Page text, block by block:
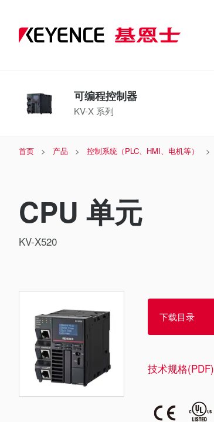
可编程控制器
KV-X 系列
首页 产品 控制系统（PLC、HMI、电机等）
CPU 单元
KV-X520
下载目录
技术规格(PDF)